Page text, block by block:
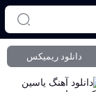
دانلود ریمیکس